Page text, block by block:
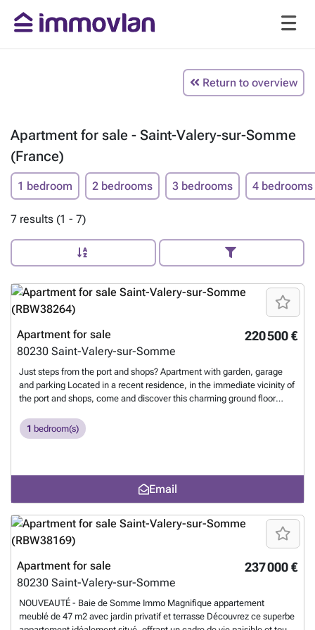
Return to overview
Apartment for sale - Saint-Valery-sur-Somme
(France)
1 bedroom 2 bedrooms 3 bedrooms 4 bedrooms
7 results (1 - 7)
220 500 €
Apartment for sale
80230 Saint-Valery-sur-Somme
Just steps from the port and shops? Apartment with garden, garage
and parking Located in a recent residence, in the immediate vicinity of
the port and shops, come and discover this charming ground floor
bright living room with a fitted and equipped kitchen, A bedroom with
built-in wardrobes, A bathroom with a walk-in shower, A separate
outdoor parking space. A real gem, ideal as a pied-à-terre in the Bay
of Somme or for a rental investment. Visits possible from Monday to
Saturday. Don't forget: when you come to us, you'll soon be coming
home!Want to know more?
1 bedroom(s)
Email
237 000 €
Apartment for sale
80230 Saint-Valery-sur-Somme
NOUVEAUTÉ - Baie de Somme Immo Magnifique appartement
meublé de 47 m2 avec jardin privatif et terrasse Découvrez ce superbe